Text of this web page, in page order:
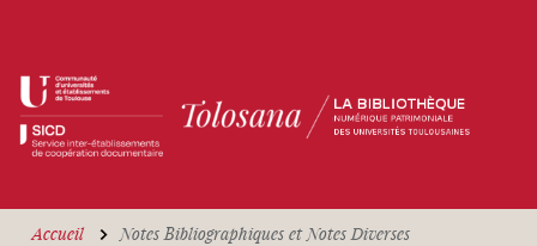
Accueil Notes Bibliographiques et Notes Diverses